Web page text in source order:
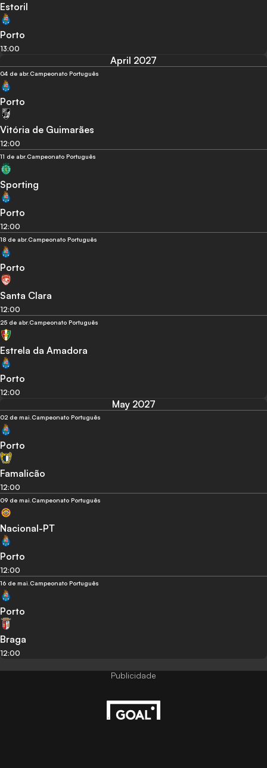
Estoril
Porto
13:00
April 2027
04 de abr.Campeonato Português
Porto
Vitória de Guimarães
12:00
11 de abr.Campeonato Português
Sporting
Porto
12:00
18 de abr.Campeonato Português
Porto
Santa Clara
12:00
25 de abr.Campeonato Português
Estrela da Amadora
Porto
12:00
May 2027
02 de mai.Campeonato Português
Porto
Famalicão
12:00
09 de mai.Campeonato Português
Nacional-PT
Porto
12:00
16 de mai.Campeonato Português
Porto
Braga
12:00